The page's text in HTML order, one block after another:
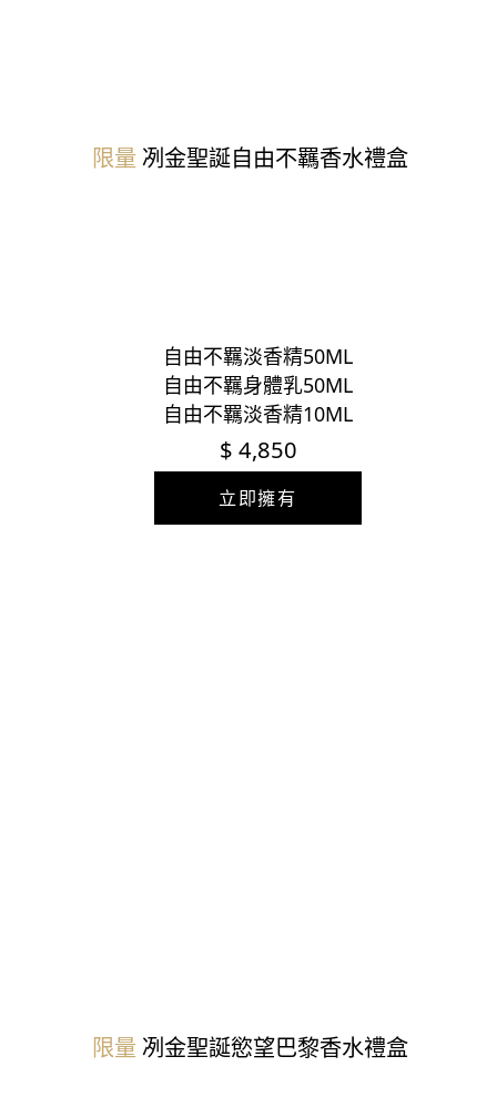
限量 冽金聖誕自由不羈香水禮盒
自由不羈淡香精50ML
自由不羈身體乳50ML
自由不羈淡香精10ML
$ 4,850
立即擁有
限量 冽金聖誕慾望巴黎香水禮盒